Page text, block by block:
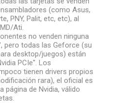
(como Asus,
PNY, Palit, etc, etc), al
Ati.
no venden ninguna
pero todas las Geforce (su
desktop/juegos) están
PCIe". Los
tienen drivers propios
rara), el oficial es
página de Nvidia, válido